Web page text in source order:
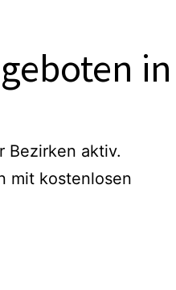
in
Bezirken aktiv.
mit kostenlosen